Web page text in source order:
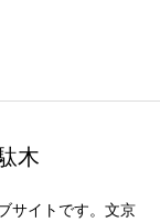
木
サイトです。文京